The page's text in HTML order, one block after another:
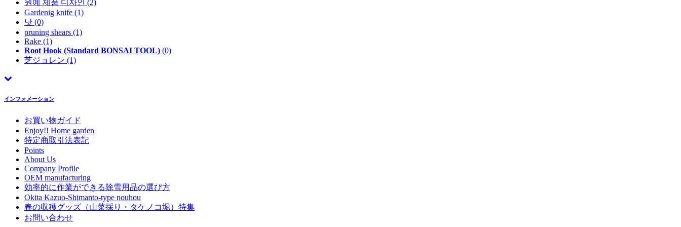
원예 제품 디자인 (2)
Gardenig knife (1)
낫 (0)
pruning shears (1)
Rake (1)
Root Hook (Standard BONSAI TOOL) (0)
芝ジョレン (1)
インフォメーション
お買い物ガイド
Enjoy!! Home garden
特定商取引法表記
Points
About Us
Company Profile
OEM manufacturing
効率的に作業ができる除雪用品の選び方
Okita Kazuo-Shimanto-type nouhou
春の収穫グッズ（山菜採り・タケノコ堀）特集
お問い合わせ